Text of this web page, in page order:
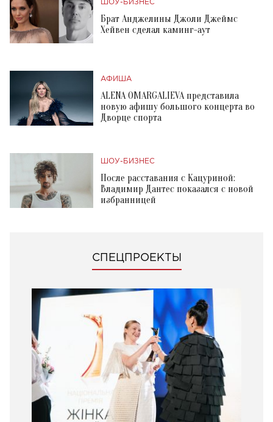
ШОУ-БИЗНЕС
Брат Анджелины Джоли Джеймс
Хейвен сделал каминг-аут
АФИША
ALENA OMARGALIEVA представила
новую афишу большого концерта во
Дворце спорта
ШОУ-БИЗНЕС
После расставания с Кацуриной:
Владимир Дантес показался с новой
избранницей
СПЕЦПРОЕКТЫ